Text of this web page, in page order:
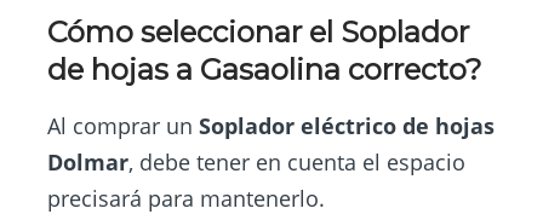
Cómo seleccionar el Soplador
de hojas a Gasaolina correcto?
Al comprar un Soplador eléctrico de hojas
Dolmar, debe tener en cuenta el espacio
precisará para mantenerlo.